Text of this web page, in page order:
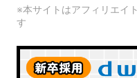
※本サイトはアフィリエイ
す